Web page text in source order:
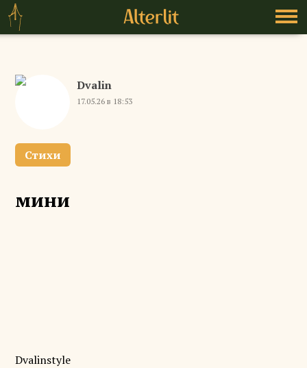
Dvalin
17.05.26 в 18:53
Стихи
мини
Dvalinstyle